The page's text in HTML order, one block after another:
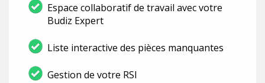
Espace collaboratif de travail avec votre
Budiz Expert
Liste interactive des pièces manquantes
Gestion de votre RSI